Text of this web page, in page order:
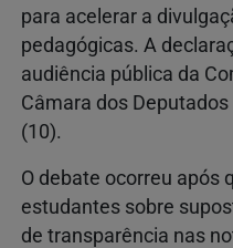
para acelerar a
pedagógicas. A
audiência pública da
Câmara dos
(10).
O debate ocorreu após
estudantes sobre
de transparência nas